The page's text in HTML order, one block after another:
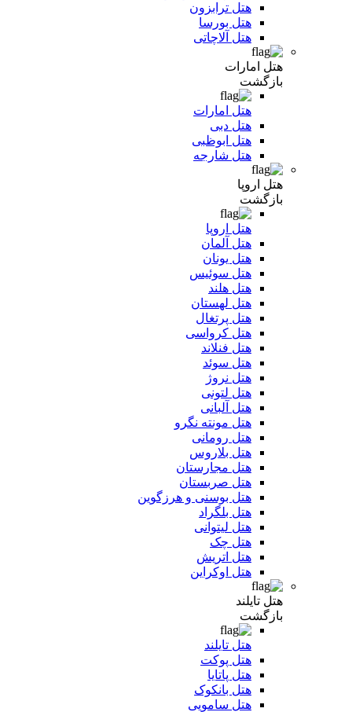
هتل ترابزون
هتل بورسا
هتل آلاچاتی
هتل امارات
بازگشت
هتل امارات
هتل دبی
هتل ابوظبی
هتل شارجه
هتل اروپا
بازگشت
هتل اروپا
هتل آلمان
هتل یونان
هتل سوئیس
هتل هلند
هتل لهستان
هتل پرتغال
هتل کرواسی
هتل فنلاند
هتل سوئد
هتل نروژ
هتل لتونی
هتل آلبانی
هتل مونته نگرو
هتل رومانی
هتل بلاروس
هتل مجارستان
هتل صربستان
هتل بوسنی و هرزگوین
هتل بلگراد
هتل لیتوانی
هتل چک
هتل اتریش
هتل اوکراین
هتل تایلند
بازگشت
هتل تایلند
هتل پوکت
هتل پاتایا
هتل بانکوک
هتل سامویی